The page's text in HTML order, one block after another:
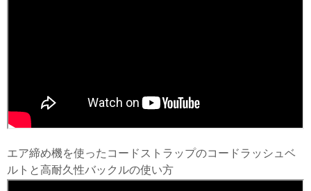
エア締め機を使ったコードストラップのコードラッシュベ
ルトと高耐久性バックルの使い方